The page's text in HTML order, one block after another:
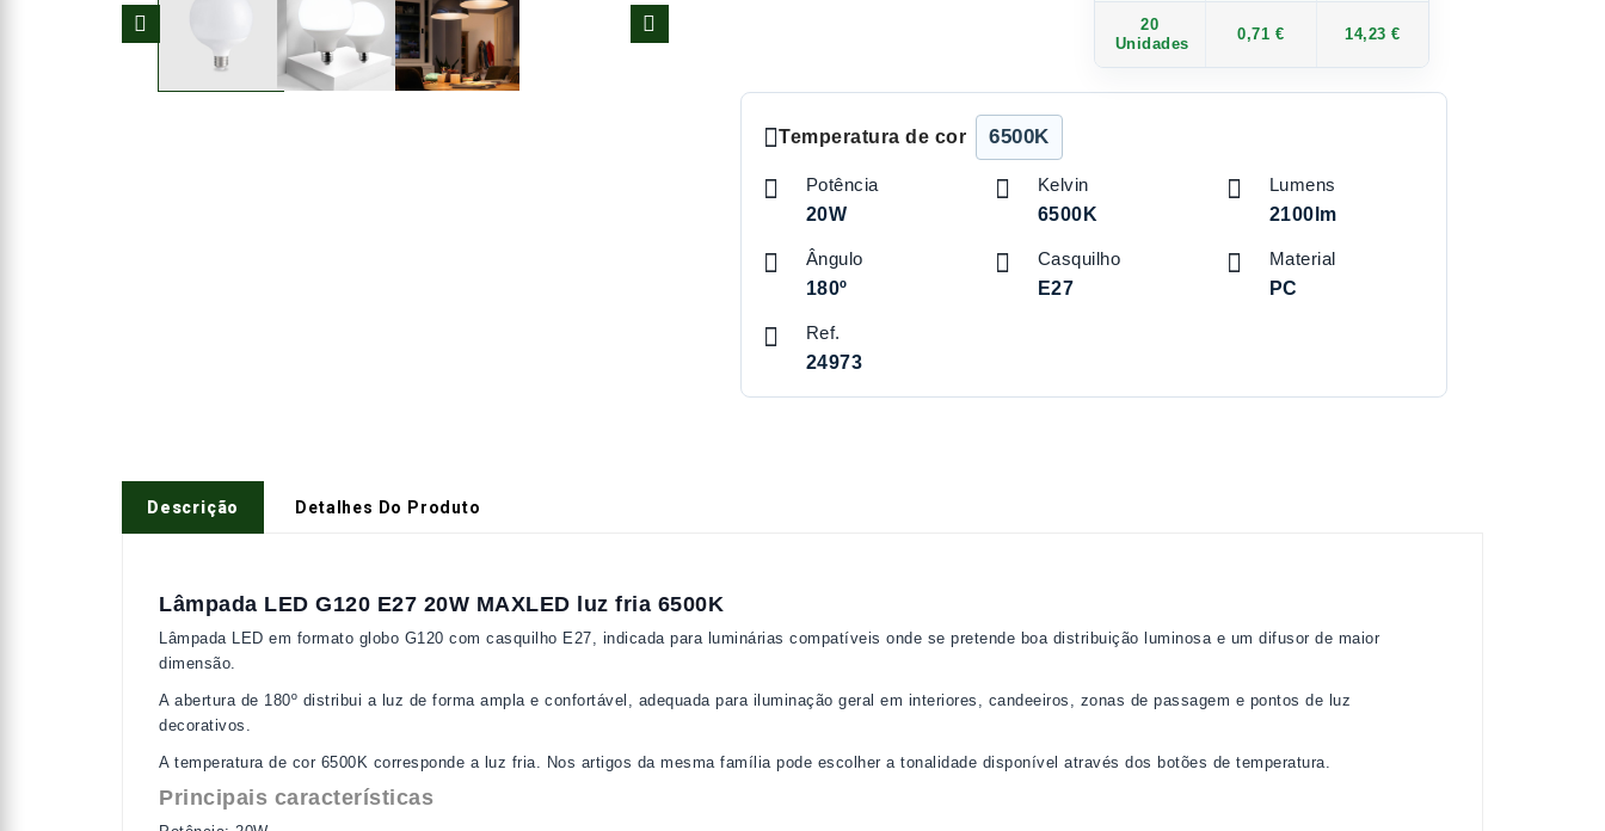
20
Unidades
0,71 € 14,23 €
Temperatura de cor 6500K
Potência
20W
Kelvin
6500K
Lumens
2100lm
Ângulo
180º
Casquilho
E27
Material
PC
Ref.
24973
Descrição Detalhes Do Produto
Lâmpada LED G120 E27 20W MAXLED luz fria 6500K
Lâmpada LED em formato globo G120 com casquilho E27, indicada para luminárias compatíveis onde se pretende boa distribuição luminosa e um difusor de maior
dimensão.
A abertura de 180º distribui a luz de forma ampla e confortável, adequada para iluminação geral em interiores, candeeiros, zonas de passagem e pontos de luz
decorativos.
A temperatura de cor 6500K corresponde a luz fria. Nos artigos da mesma família pode escolher a tonalidade disponível através dos botões de temperatura.
Principais características